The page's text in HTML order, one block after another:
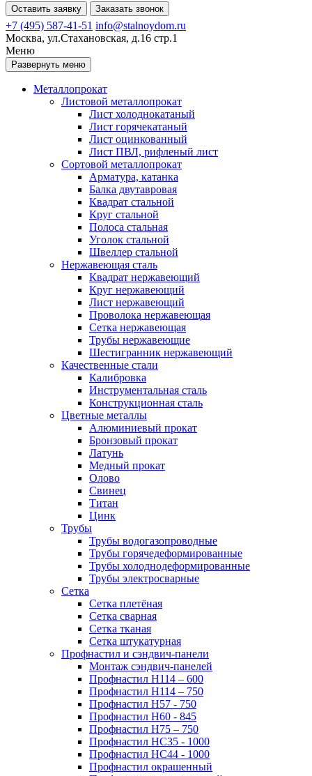
Оставить заявку Заказать звонок
+7 (495) 587-41-51 info@stalnoydom.ru
Москва, ул.Стахановская, д.16 стр.1
Меню
Развернуть меню
Металлопрокат
Листовой металлопрокат
Лист холоднокатаный
Лист горячекатаный
Лист оцинкованный
Лист ПВЛ, рифленый лист
Сортовой металлопрокат
Арматура, катанка
Балка двутавровая
Квадрат стальной
Круг стальной
Полоса стальная
Уголок стальной
Швеллер стальной
Нержавеющая сталь
Квадрат нержавеющий
Круг нержавеющий
Лист нержавеющий
Проволока нержавеющая
Сетка нержавеющая
Трубы нержавеющие
Шестигранник нержавеющий
Качественные стали
Калибровка
Инструментальная сталь
Конструкционная сталь
Цветные металлы
Алюминиевый прокат
Бронзовый прокат
Латунь
Медный прокат
Олово
Свинец
Титан
Цинк
Трубы
Трубы водогазопроводные
Трубы горячедеформированные
Трубы холоднодеформированные
Трубы электросварные
Сетка
Сетка плетёная
Сетка сварная
Сетка тканая
Сетка штукатурная
Профнастил и сэндвич-панели
Монтаж сэндвич-панелей
Профнастил Н114 – 600
Профнастил Н114 – 750
Профнастил Н57 - 750
Профнастил Н60 - 845
Профнастил Н75 – 750
Профнастил НС35 - 1000
Профнастил НС44 - 1000
Профнастил окрашенный